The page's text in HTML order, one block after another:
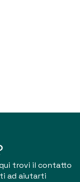
trovi il contatto
ad aiutarti